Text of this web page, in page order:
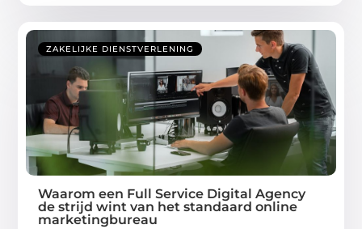
ZAKELIJKE DIENSTVERLENING
Waarom een Full Service Digital Agency
de strijd wint van het standaard online
marketingbureau